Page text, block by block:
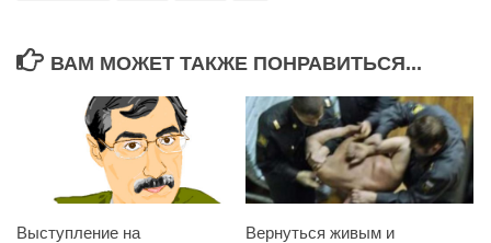
ВАМ МОЖЕТ ТАКЖЕ ПОНРАВИТЬСЯ...
Выступление на
Вернуться живым и